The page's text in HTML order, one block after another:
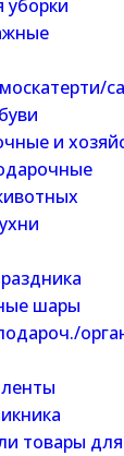
уборки
и
шары
товары